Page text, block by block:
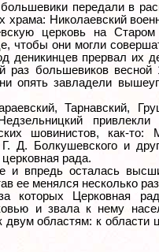
передали в
храма: Николаевский
церковь на
чтобы они могли
деникинцев прервал их
раз большевиков весной
опять завладели
Тарнавский,
шовинистов, как-
Д. Болкушевского и
рада.
и впредь осталась
ее менялся несколько
за которых Церковная
и звала к нему
областям: к области